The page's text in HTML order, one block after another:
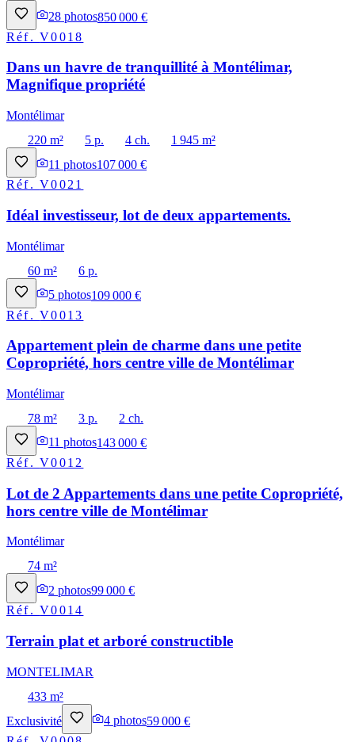
28 photos850 000 €
Réf.V0018
Dans un havre de tranquillité à Montélimar,
Magnifique propriété
Montélimar
220 m²
5 p. 4 ch.
1 945 m²
11 photos107 000 €
Réf.V0021
Idéal investisseur, lot de deux appartements.
Montélimar
60 m²
6 p.
5 photos109 000 €
Réf.V0013
Appartement plein de charme dans une petite
Copropriété, hors centre ville de Montélimar
Montélimar
78 m²
3 p.
2 ch.
11 photos143 000 €
Réf.V0012
Lot de 2 Appartements dans une petite Copropriété,
hors centre ville de Montélimar
Montélimar
74 m²
2 photos99 000 €
Réf.V0014
Terrain plat et arboré constructible
MONTELIMAR
433 m²
Exclusivité
4 photos59 000 €